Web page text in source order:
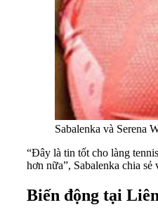
Sabalenka và Serena
“Đây là tin tốt cho làng
hơn nữa”, Sabalenka chia
Biến động tại